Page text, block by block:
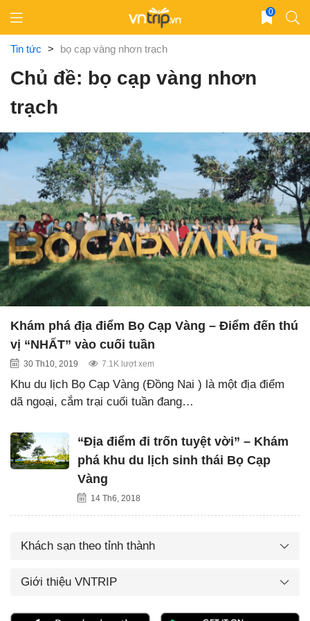
content
0
Tin tức > bọ cạp vàng nhơn trạch
Chủ đề: bọ cạp vàng nhơn
trạch
Khám phá địa điểm Bọ Cạp Vàng – Điểm đến thú
vị “NHẤT” vào cuối tuần
30 Th10, 2019 7.1K lượt xem
Khu du lịch Bọ Cạp Vàng (Đồng Nai ) là một địa điểm
dã ngoại, cắm trại cuối tuần đang…
“Địa điểm đi trốn tuyệt vời” – Khám
phá khu du lịch sinh thái Bọ Cạp
Vàng
14 Th6, 2018
Khách sạn theo tỉnh thành
Giới thiệu VNTRIP